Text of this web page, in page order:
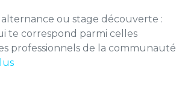
ou stage découverte :
te correspond parmi celles
professionnels de la communauté